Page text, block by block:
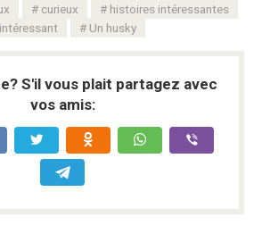
curieux
histoires intéressantes
intéressant
Un husky
S'il vous plait partagez avec
vos amis: